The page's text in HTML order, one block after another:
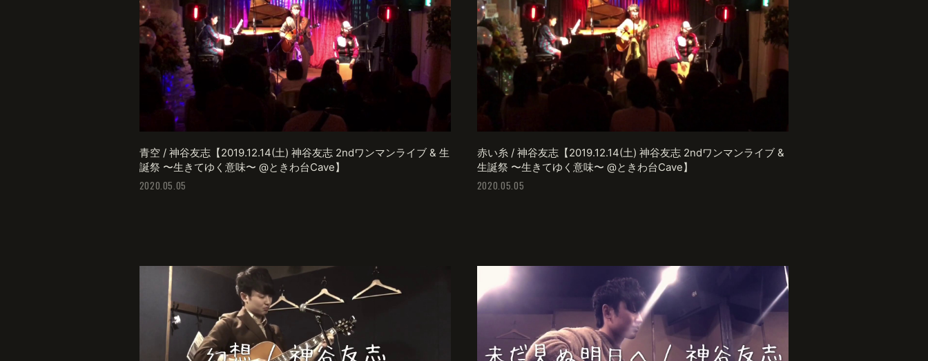
青空 / 神谷友志【2019.12.14(土) 神谷友志 2ndワンマンライブ & 生
誕祭 〜生きてゆく意味〜 @ときわ台Cave】
2020.05.05
赤い糸 / 神谷友志【2019.12.14(土) 神谷友志 2ndワンマンライブ &
生誕祭 〜生きてゆく意味〜 @ときわ台Cave】
2020.05.05